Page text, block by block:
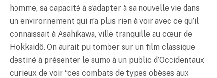
homme, sa capacité à s’adapter à sa nouvelle vie dans
un environnement qui n’a plus rien à voir avec ce qu’il
connaissait à Asahikawa, ville tranquille au cœur de
Hokkaidô. On aurait pu tomber sur un film classique
destiné à présenter le sumo à un public d’Occidentaux
curieux de voir “ces combats de types obèses aux